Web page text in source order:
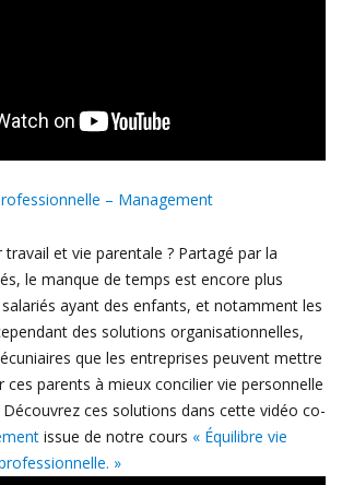
– Management
et vie parentale ? Partagé par la
le manque de temps est encore plus
ayant des enfants, et notamment les
des solutions organisationnelles,
que les entreprises peuvent mettre
ces parents à mieux concilier vie personnelle
ces solutions dans cette vidéo co-
issue de notre cours « Équilibre vie
»